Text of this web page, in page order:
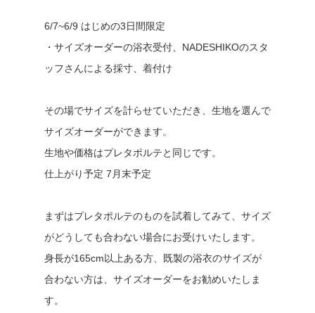
6/7~6/9 はじめの3日間限定
・サイズオーダーの浴衣受付、NADESHIKOのスタ
ッフさんによる採寸、着付け
その場でサイズを計らせていただき、生地を選んで
サイズオーダーができます。
生地や価格はプレタポルテと同じです。
仕上がり予定 7月末予定
まずはプレタポルテのものを試着してみて、サイズ
がどうしても合わない場合にお受けいたします。
身長が165cm以上ある方、既製の浴衣のサイズが
合わない方は、サイズオーダーをお勧めいたしま
す。